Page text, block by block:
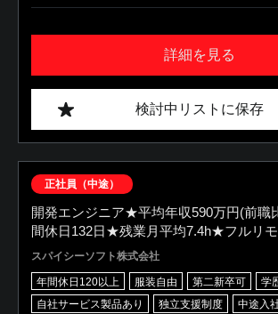
詳細を見る
検討中リストに保存
正社員（中途）
開発エンジニア★平均年収590万円(前職
間休日132日★残業月平均7.4h★フルリ
スパイシーソフト株式会社
年間休日120以上 服装自由 第二新卒可
学
自社サービス製品あり
独立支援制度
中途入